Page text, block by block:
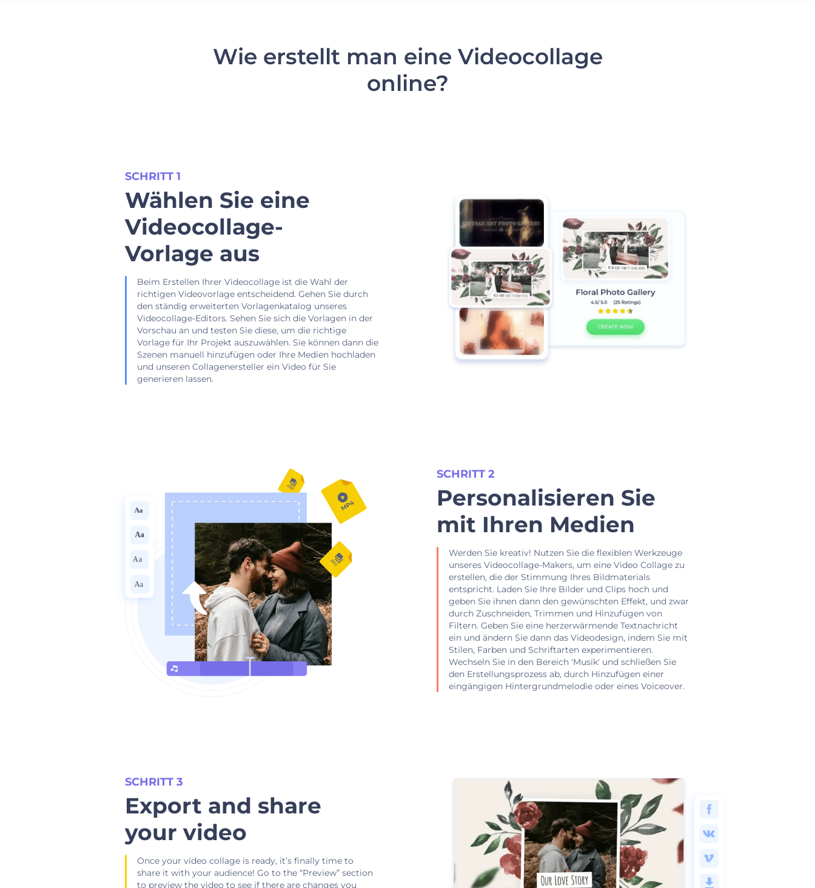
Wie erstellt man eine Videocollage
online?
SCHRITT 1
Wählen Sie eine
Videocollage-
Vorlage aus
Beim Erstellen Ihrer Videocollage ist die Wahl der
richtigen Videovorlage entscheidend. Gehen Sie durch
den ständig erweiterten Vorlagenkatalog unseres
Videocollage-Editors. Sehen Sie sich die Vorlagen in der
Vorschau an und testen Sie diese, um die richtige
Vorlage für Ihr Projekt auszuwählen. Sie können dann die
Szenen manuell hinzufügen oder Ihre Medien hochladen
und unseren Collagenersteller ein Video für Sie
generieren lassen.
SCHRITT 2
Personalisieren Sie
mit Ihren Medien
Werden Sie kreativ! Nutzen Sie die flexiblen Werkzeuge
unseres Videocollage-Makers, um eine Video Collage zu
erstellen, die der Stimmung Ihres Bildmaterials
entspricht. Laden Sie Ihre Bilder und Clips hoch und
geben Sie ihnen dann den gewünschten Effekt, und zwar
durch Zuschneiden, Trimmen und Hinzufügen von
Filtern. Geben Sie eine herzerwärmende Textnachricht
ein und ändern Sie dann das Videodesign, indem Sie mit
Stilen, Farben und Schriftarten experimentieren.
Wechseln Sie in den Bereich 'Musik' und schließen Sie
den Erstellungsprozess ab, durch Hinzufügen einer
eingängigen Hintergrundmelodie oder eines Voiceover.
SCHRITT 3
Export and share
your video
Once your video collage is ready, it’s finally time to
share it with your audience! Go to the “Preview” section
to preview the video to see if there are changes you